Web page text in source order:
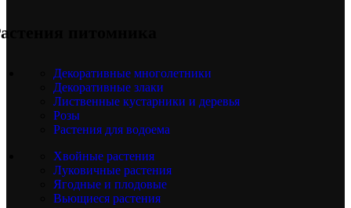
питомника
Декоративные многолетники
Декоративные злаки
Лиственные кустарники и деревья
Розы
Растения для водоема
Хвойные растения
Луковичные растения
Ягодные и плодовые
Вьющиеся растения